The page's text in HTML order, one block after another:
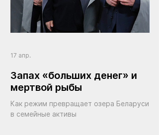
Запах «больших денег» и
мертвой рыбы
Как режим превращает озера Беларуси
в семейные активы
17 апр.